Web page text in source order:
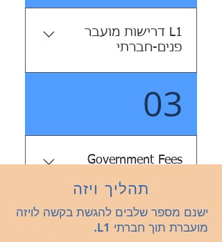
לאומיות להעביר סוגים
מסוימים של עובדים ממשרד
זר מוסמך לארה"ב כדי
מועיל לחברות המנהלות
עסקים הן בארצות הברית והן
במדינות זרות.
L1 דרישות מועבר
פנים-חברתי
העובד חייבת לעמוד בשתי
דרישות: - ראשית, חייב להיות
קשר מוכר בין העסק במדינה
הברית. זה יכול להיות קשר
סניף. - שנית, החברה חייבת
לעשות עסקים בארצות
03
Government Fees
עמלת הגשה בסיסית של I-
129: $460 עמלה נגד הונאה:
$500 חוק הציבור 113-114
תהליך ויזה
ישנם מספר שלבים להגשת בקשה לויזה
מועברת תוך חברתי L1.